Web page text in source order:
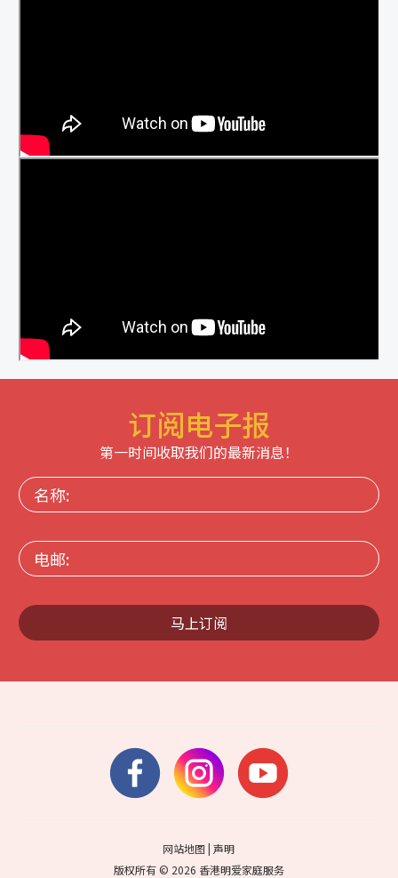
订阅电子报
第一时间收取我们的最新消息！
名
称:
电
邮:
马上订阅
网站地图 |声明
版权所有 © 2026 香港明爱家庭服务